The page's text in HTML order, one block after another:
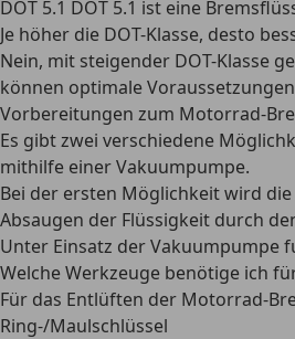
DOT 5.1 DOT 5.1 ist eine
Je höher die DOT-Klasse, desto
Nein, mit steigender DOT-Klasse
können optimale
Vorbereitungen zum Motorrad-
Es gibtzwei verschiedene
mithilfe einer Vakuumpumpe.
Bei der ersten Möglichkeit wird die
Absaugen der Flüssigkeit durch
Unter Einsatz derVakuumpumpe
Welche Werkzeuge benötige ich
Für das Entlüften der Motorrad-
Ring-/Maulschlüssel